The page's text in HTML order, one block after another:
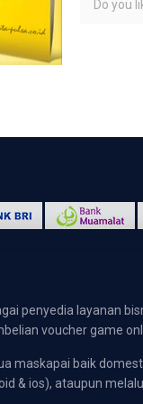
Do you
penyedia layanan
voucher game
maskapai baik
& ios), ataupun